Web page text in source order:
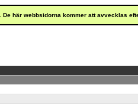
. De här webbsidorna kommer att avvecklas